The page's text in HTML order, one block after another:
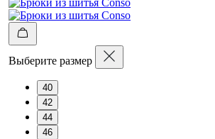
Выберите размер
40
42
44
46